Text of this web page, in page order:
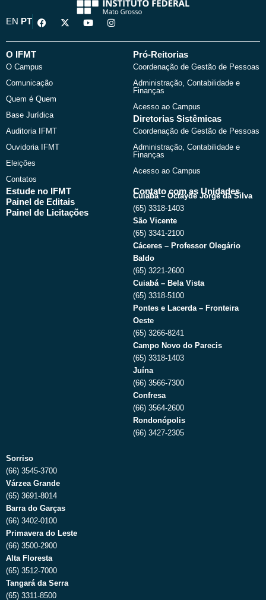
EN PT
F
a
e
o
k
X
-
w
Y
o
t
I
n
t
O IFMT
O Campus
Comunicação
Quem é Quem
Base Jurídica
Auditoria IFMT
Ouvidoria IFMT
Eleições
Contatos
Pró-Reitorias
Coordenação de Gestão de Pessoas
Administração, Contabilidade e
Finanças
Acesso ao Campus
Diretorias Sistêmicas
Coordenação de Gestão de Pessoas
Administração, Contabilidade e
Finanças
Acesso ao Campus
Estude no IFMT
Painel de Editais
Painel de Licitações
Contato com as Unidades
Cuiabá – Octayde Jorge da Silva
(65) 3318-1403
São Vicente
(65) 3341-2100
Cáceres – Professor Olegário
Baldo
(65) 3221-2600
Cuiabá – Bela Vista
(65) 3318-5100
Pontes e Lacerda – Fronteira
Oeste
(65) 3266-8241
Campo Novo do Parecis
(65) 3318-1403
Juína
(66) 3566-7300
Confresa
(66) 3564-2600
Rondonópolis
(66) 3427-2305
Sorriso
(66) 3545-3700
Várzea Grande
(65) 3691-8014
Barra do Garças
(66) 3402-0100
Primavera do Leste
(66) 3500-2900
Alta Floresta
(65) 3512-7000
Tangará da Serra
(65) 3311-8500